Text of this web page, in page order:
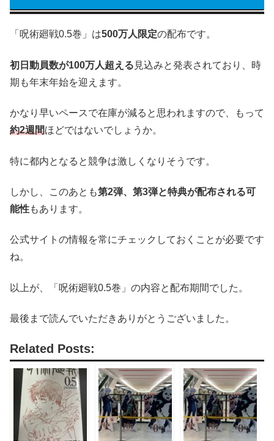
「呪術廻戦0.5巻」は500万人限定の配布です。
初日動員数が100万人超える 見込みと発表されており、時
期も年末年始を迎えます。
かなり早いペースで在庫が減ると思われますので、もって
約2週間ほどではないでしょうか。
特に都内となると競争は激しくなりそうです。
しかし、このあとも第2弾、第3弾と特典が配布される可
能性もあります。
公式サイトの情報を常にチェックしておくことが必要です
ね。
以上が、「呪術廻戦0.5巻」の内容と配布期間でした。
最後まで読んでいただきありがとうございました。
Related Posts: